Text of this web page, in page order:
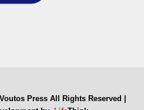
Press All Rights Reserved |